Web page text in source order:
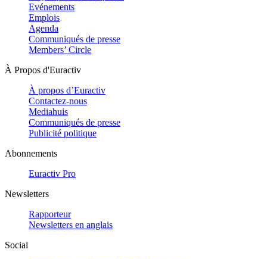
Evénements
Emplois
Agenda
Communiqués de presse
Members’ Circle
À Propos d'Euractiv
À propos d’Euractiv
Contactez-nous
Mediahuis
Communiqués de presse
Publicité politique
Abonnements
Euractiv Pro
Newsletters
Rapporteur
Newsletters en anglais
Social